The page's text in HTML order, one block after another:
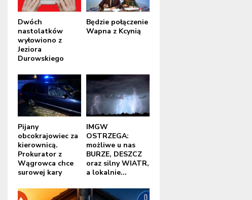
Dwóch
nastolatków
wyłowiono z
Jeziora
Durowskiego
Będzie połączenie
Wapna z Kcynią
Pijany
obcokrajowiec za
kierownicą.
Prokurator z
Wągrowca chce
surowej kary
IMGW
OSTRZEGA:
możliwe u nas
BURZE, DESZCZ
oraz silny WIATR,
a lokalnie...